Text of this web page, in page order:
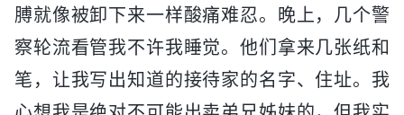
膊就像被卸下来一样酸痛难忍。晚上，几个警
察轮流看管我不许我睡觉。他们拿来几张纸和
笔，让我写出知道的接待家的名字、住址。我